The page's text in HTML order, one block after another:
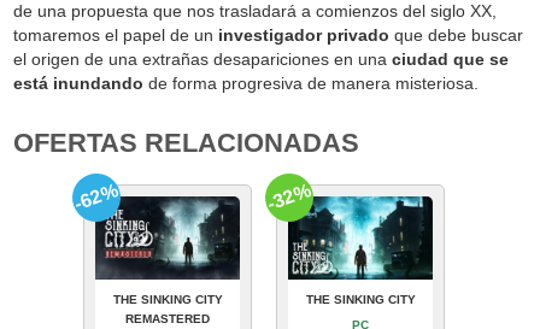
de una propuesta que nos trasladará a comienzos del siglo XX,
tomaremos el papel de un investigador privado que debe buscar
el origen de una extrañas desapariciones en unaciudad que se
está inundando de forma progresiva de manera misteriosa.
OFERTAS RELACIONADAS
THE SINKING CITY
REMASTERED
-62%
THE SINKING CITY
PC
-32%